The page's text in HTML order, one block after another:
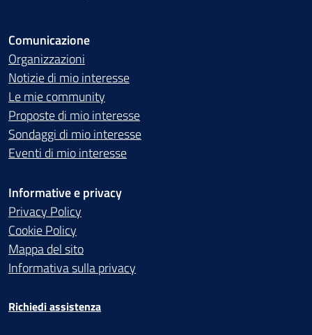
Comunicazione
Organizzazioni
Notizie di mio interesse
Le mie community
Proposte di mio interesse
Sondaggi di mio interesse
Eventi di mio interesse
Informative e privacy
Privacy Policy
Cookie Policy
Mappa del sito
Informativa sulla privacy
Richiedi assistenza